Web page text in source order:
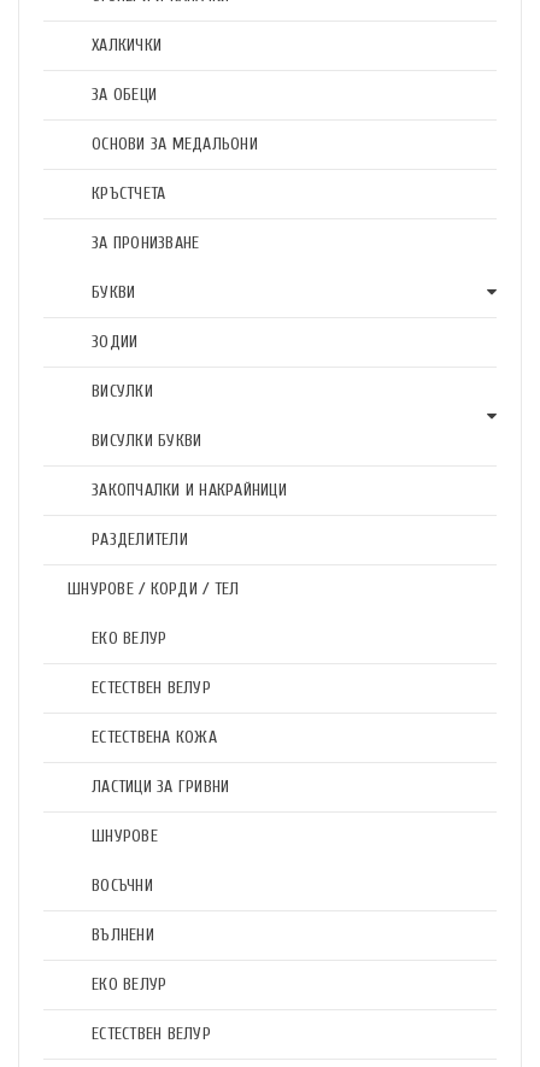
ХАЛКИЧКИ
ЗА ОБЕЦИ
ОСНОВИ ЗА МЕДАЛЬОНИ
КРЪСТЧЕТА
ЗА ПРОНИЗВАНЕ
БУКВИ
ЗОДИИ
ВИСУЛКИ
ВИСУЛКИ БУКВИ
ЗАКОПЧАЛКИ И НАКРАЙНИЦИ
РАЗДЕЛИТЕЛИ
ШНУРОВЕ / КОРДИ / ТЕЛ
ЕКО ВЕЛУР
ЕСТЕСТВЕН ВЕЛУР
ЕСТЕСТВЕНА КОЖА
ЛАСТИЦИ ЗА ГРИВНИ
ШНУРОВЕ
ВОСЪЧНИ
ВЪЛНЕНИ
ЕКО ВЕЛУР
ЕСТЕСТВЕН ВЕЛУР